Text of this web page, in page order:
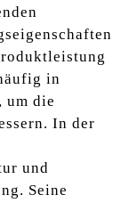
in
um die
In der
und
Seine